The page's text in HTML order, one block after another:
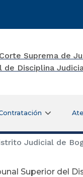
Judicial de
Superior del